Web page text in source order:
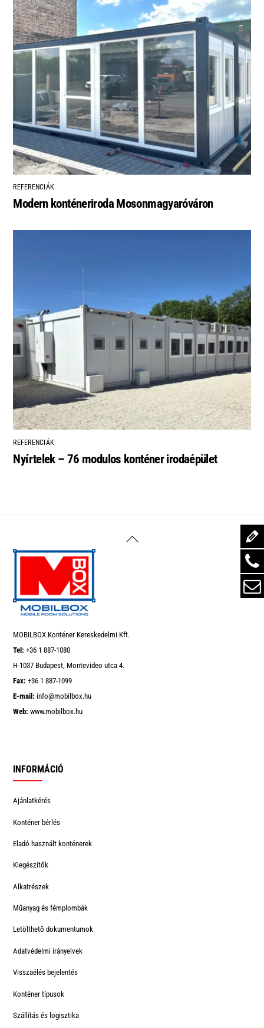
REFERENCIÁK
Modern konténeriroda Mosonmagyaróváron
REFERENCIÁK
Nyírtelek – 76 modulos konténer irodaépület
Back
MOBILBOX Konténer Kereskedelmi Kft.
Tel: +36 1 887-1080
H-1037 Budapest, Montevideo utca 4.
Fax: +36 1 887-1099
E-mail: info@mobilbox.hu
Web: www.mobilbox.hu
INFORMÁCIÓ
Ajánlatkérés
Konténer bérlés
Eladó használt konténerek
Kiegészítők
Alkatrészek
Műanyag és fémplombák
Letölthető dokumentumok
Adatvédelmi irányelvek
Visszaélés bejelentés
Konténer típusok
Szállítás és logisztika